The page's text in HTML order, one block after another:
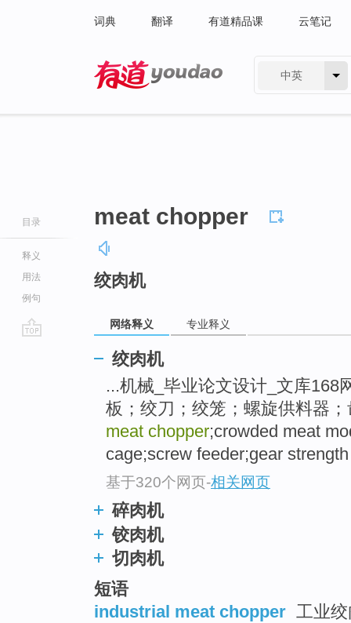
词典 翻译 有道精品课 云笔记
中英
目录
释义
用法
例句
meat chopper
绞肉机
网络释义 专业释义
绞肉机
...机械_毕业论文设计_文库168
板；绞刀；绞笼；螺旋供料器
meat chopper;crowded meat
cage;screw feeder;gear
基于320个网页-相关网页
碎肉机
铰肉机
切肉机
短语
industrial meat chopper 工业